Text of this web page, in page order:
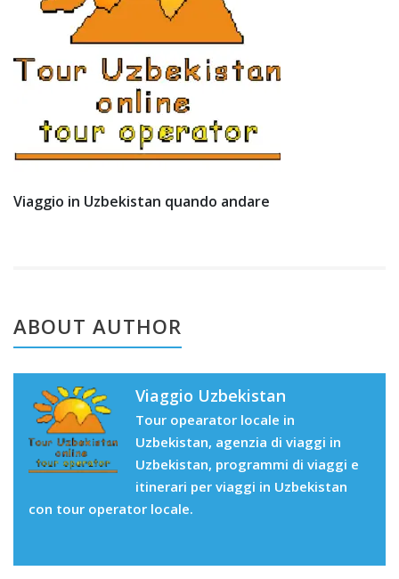
Viaggio in Uzbekistan quando andare
ABOUT AUTHOR
Viaggio Uzbekistan
Tour opearator locale in
Uzbekistan, agenzia di viaggi in
Uzbekistan, programmi di viaggi e
itinerari per viaggi in Uzbekistan
con tour operator locale.